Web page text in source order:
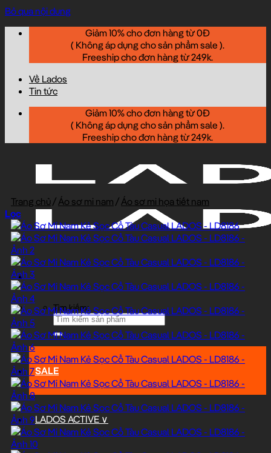
Bỏ qua nội dung
Giảm 10% cho đơn hàng từ 0Đ
( Không áp dụng cho sản phẩm sale ).
Freeship cho đơn hàng từ 249k.
Về Lados
Tin tức
Giảm 10% cho đơn hàng từ 0Đ
( Không áp dụng cho sản phẩm sale ).
Freeship cho đơn hàng từ 249k.
Tìm kiếm:
SALE
LADOS ACTIVE ∨
Trang chủ/Áo sơ mi nam /Áo sơ mi họa tiết nam
Lọc